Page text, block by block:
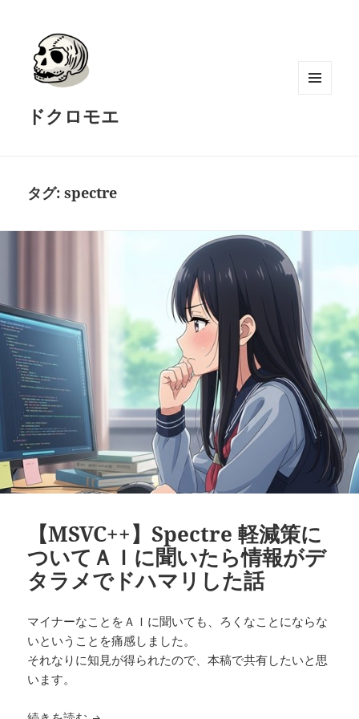
ドクロモエ
タグ:spectre
【MSVC++】Spectre 軽減策に
ついてＡＩに聞いたら情報がデ
タラメでドハマリした話
マイナーなことをＡＩに聞いても、ろくなことにならな
いということを痛感しました。
それなりに知見が得られたので、本稿で共有したいと思
います。